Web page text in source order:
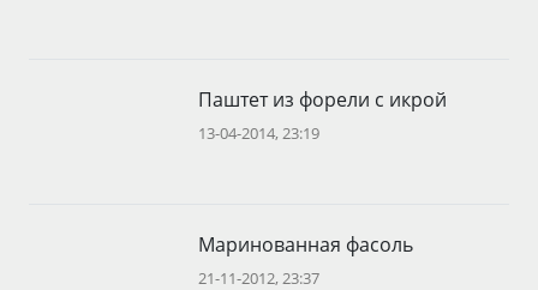
Паштет из форели с икрой
13-04-2014, 23:19
Маринованная фасоль
21-11-2012, 23:37